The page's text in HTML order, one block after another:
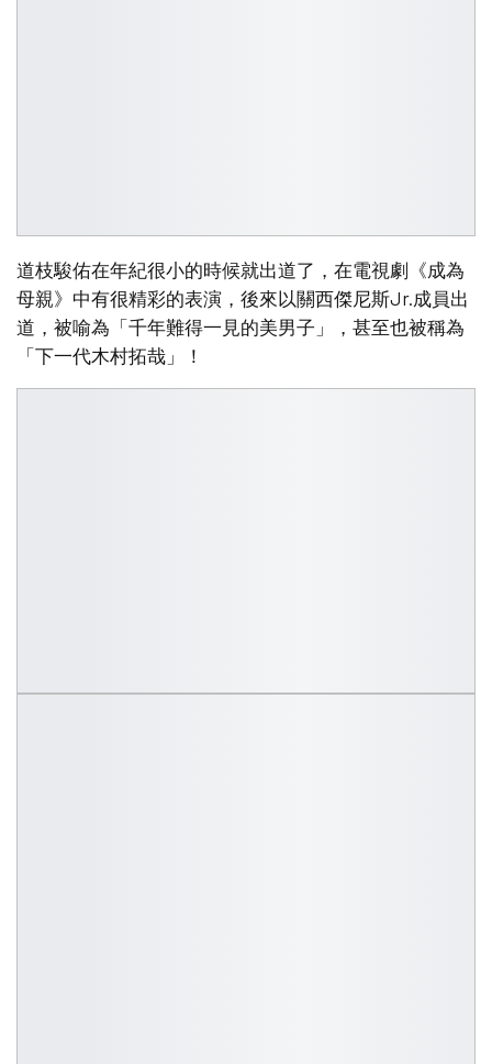
道枝駿佑在年紀很小的時候就出道了，在電視劇《成為
母親》中有很精彩的表演，後來以關西傑尼斯Jr.成員出
道，被喻為「千年難得一見的美男子」，甚至也被稱為
「下一代木村拓哉」！